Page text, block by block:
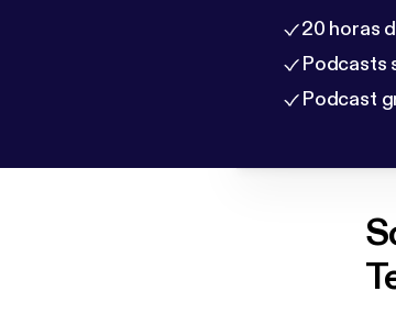
20 horas
Podcasts
Podcast